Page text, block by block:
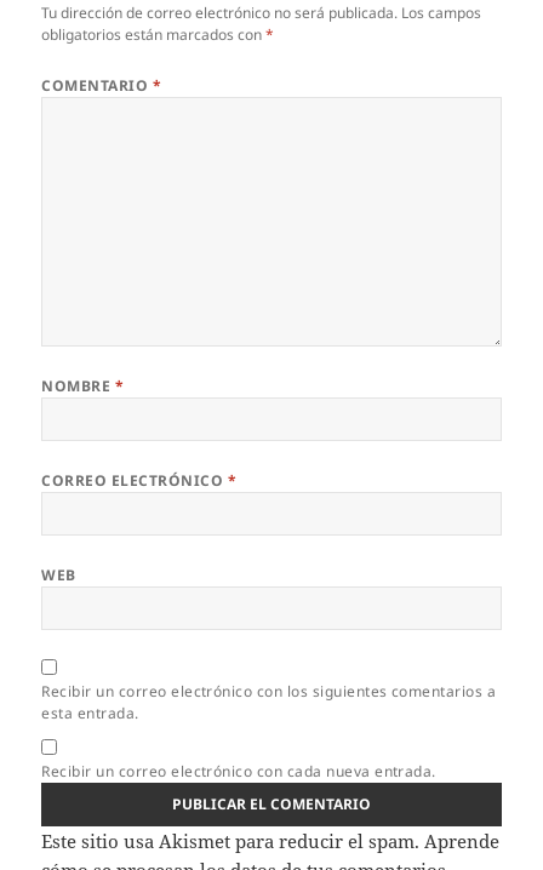
Tu dirección de correo electrónico no será publicada. Los campos
obligatorios están marcados con*
COMENTARIO *
NOMBRE *
CORREO ELECTRÓNICO *
WEB
Recibir un correo electrónico con los siguientes comentarios a
esta entrada.
Recibir un correo electrónico con cada nueva entrada.
Este sitio usa Akismet para reducir el spam. Aprende